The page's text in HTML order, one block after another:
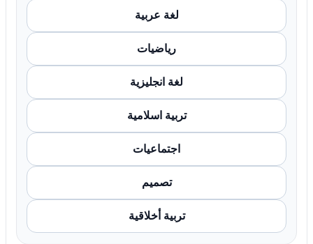
لغة عربية
رياضيات
لغة انجليزية
تربية اسلامية
اجتماعيات
تصميم
تربية أخلاقية